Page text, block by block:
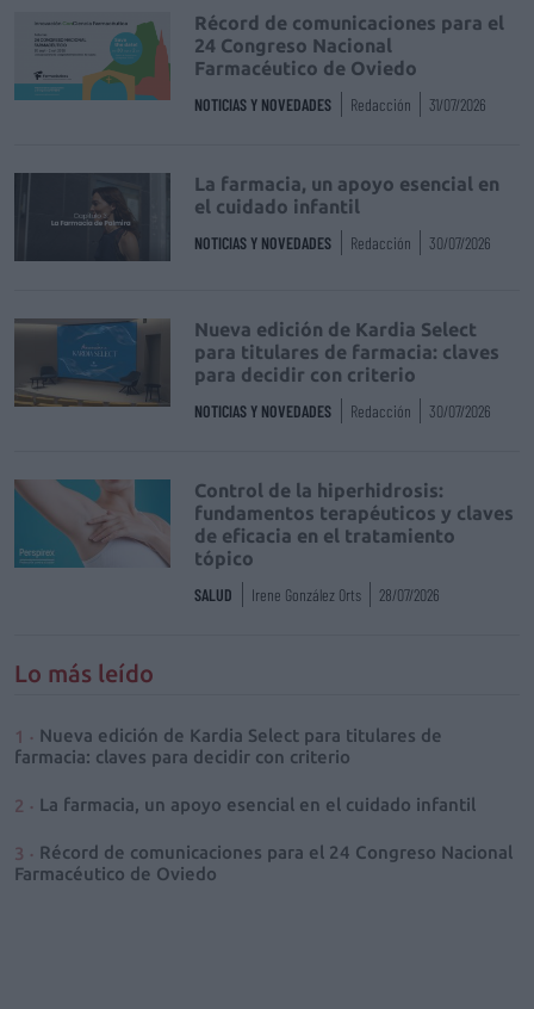
Récord de comunicaciones para el
24 Congreso Nacional
Farmacéutico de Oviedo
NOTICIAS Y NOVEDADES Redacción 31/07/2026
La farmacia, un apoyo esencial en
el cuidado infantil
NOTICIAS Y NOVEDADES Redacción 30/07/2026
Nueva edición de Kardia Select
para titulares de farmacia: claves
para decidir con criterio
NOTICIAS Y NOVEDADES Redacción 30/07/2026
Control de la hiperhidrosis:
fundamentos terapéuticos y claves
de eficacia en el tratamiento
tópico
SALUD Irene González Orts 28/07/2026
Lo más leído
Nueva edición de Kardia Select para titulares de
farmacia: claves para decidir con criterio
La farmacia, un apoyo esencial en el cuidado infantil
Récord de comunicaciones para el 24 Congreso Nacional
Farmacéutico de Oviedo